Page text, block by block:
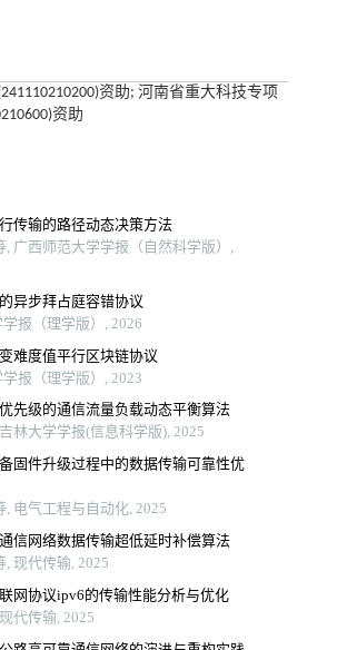
资助; 河南省重大科技专项
资助